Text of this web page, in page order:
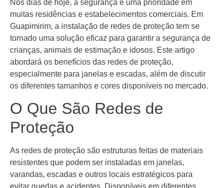
Nos dias de hoje, a segurança é uma prioridade em
muitas residências e estabelecimentos comerciais. Em
Guapimirim, a instalação de redes de proteção tem se
tornado uma solução eficaz para garantir a segurança de
crianças, animais de estimação e idosos. Este artigo
abordará os benefícios das redes de proteção,
especialmente para janelas e escadas, além de discutir
os diferentes tamanhos e cores disponíveis no mercado.
O Que São Redes de
Proteção
As redes de proteção são estruturas feitas de materiais
resistentes que podem ser instaladas em janelas,
varandas, escadas e outros locais estratégicos para
evitar quedas e acidentes. Disponíveis em diferentes